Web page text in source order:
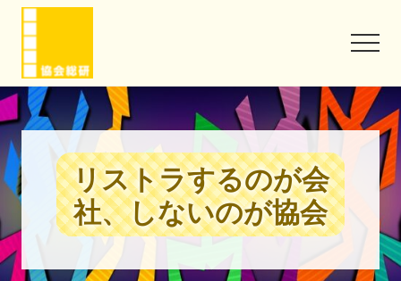
Menu
Skip
main
content
Skip
footer
協
会
と
い
う
信
頼
味
方
に
リストラするのが会
社、しないのが協会